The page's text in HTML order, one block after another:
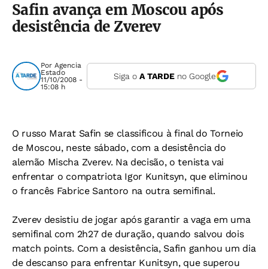
Safin avança em Moscou após
desistência de Zverev
Por Agencia
Estado
11/10/2008 -
15:08 h
Siga o A TARDEno Google
O russo Marat Safin se classificou à final do Torneio
de Moscou, neste sábado, com a desistência do
alemão Mischa Zverev. Na decisão, o tenista vai
enfrentar o compatriota Igor Kunitsyn, que eliminou
o francês Fabrice Santoro na outra semifinal.
Zverev desistiu de jogar após garantir a vaga em uma
semifinal com 2h27 de duração, quando salvou dois
match points. Com a desistência, Safin ganhou um dia
de descanso para enfrentar Kunitsyn, que superou